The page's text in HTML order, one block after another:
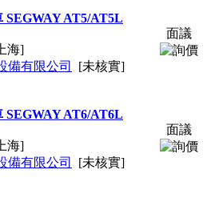
SEGWAY AT5/AT5L
海]
備有限公司
[未核實]
面議
SEGWAY AT6/AT6L
海]
備有限公司
[未核實]
面議